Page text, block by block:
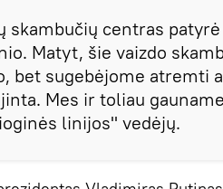
skambučių centras
Matyt, šie vaizdo
bet sugebėjome atremti
Mes ir toliau
linijos" vedėjų.